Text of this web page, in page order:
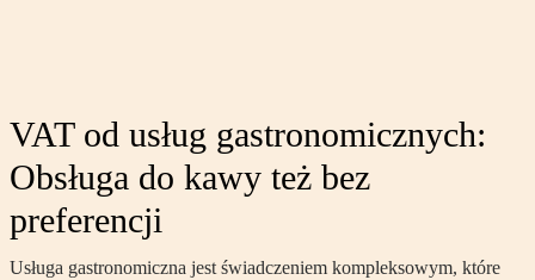
VAT od usług gastronomicznych:
Obsługa do kawy też bez
preferencji
Usługa gastronomiczna jest świadczeniem kompleksowym, które